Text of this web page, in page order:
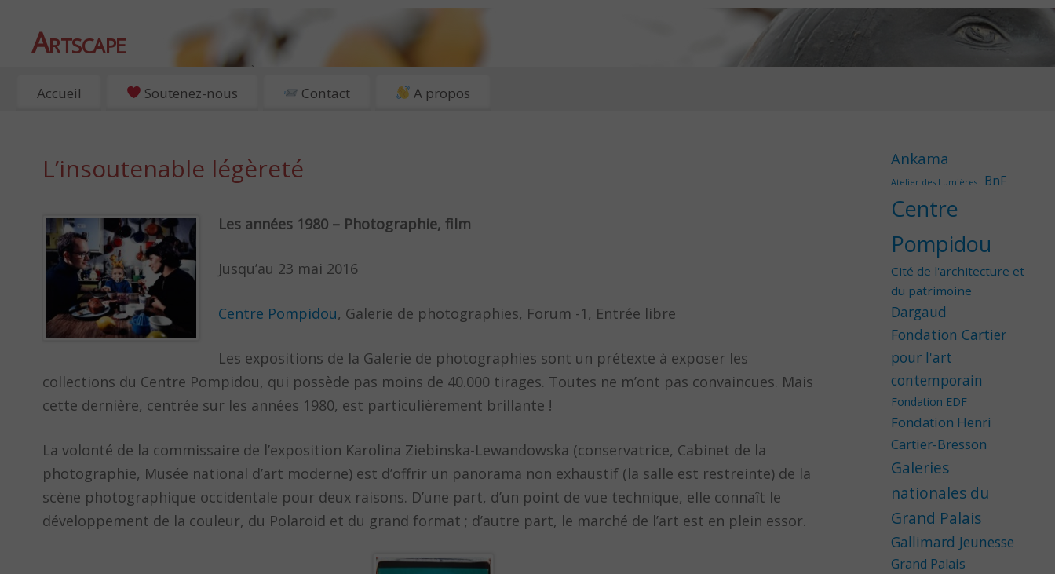
Artscape
EXPOSITIONS, ART ET CULTURE À PARIS
Accueil Soutenez-nous Contact A propos
L’insoutenable légèreté
Les années 1980 – Photographie, film
Jusqu’au 23 mai 2016
Centre Pompidou, Galerie de photographies, Forum -1, Entrée libre
Les expositions de la Galerie de photographies sont un prétexte à exposer les
collections du Centre Pompidou, qui possède pas moins de 40.000 tirages. Toutes ne m’ont pas convaincues. Mais
cette dernière, centrée sur les années 1980, est particulièrement brillante !
La volonté de la commissaire de l’exposition Karolina Ziebinska-Lewandowska (conservatrice, Cabinet de la
photographie, Musée national d’art moderne) est d’offrir un panorama non exhaustif (la salle est restreinte) de la
scène photographique occidentale pour deux raisons. D’une part, d’un point de vue technique, elle connaît le
développement de la couleur, du Polaroid et du grand format ; d’autre part, le marché de l’art est en plein essor.
Ankama
Atelier des Lumières BnF
Centre
Pompidou
Cité de l'architecture et
du patrimoine
Dargaud
Fondation Cartier
pour l'art
contemporain
Fondation EDF
Fondation Henri
Cartier-Bresson
Galeries
nationales du
Grand Palais
Gallimard Jeunesse
Grand Palais